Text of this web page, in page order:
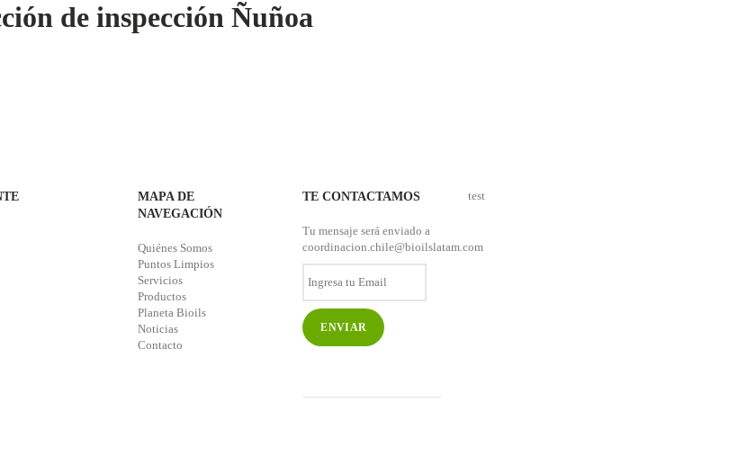
de inspección Ñuñoa
MAPA DE
NAVEGACIÓN
Quiénes Somos
Puntos Limpios
Servicios
Productos
Planeta Bioils
Noticias
Contacto
TE CONTACTAMOS
Tu mensaje será enviado a
coordinacion.chile@bioilslatam.com
Ingresa
Email *
test